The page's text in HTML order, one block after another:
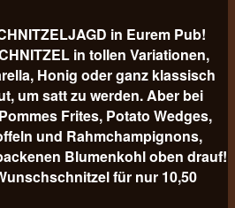
in Eurem Pub!
in tollen Variationen,
Honig oder ganz klassisch
um satt zu werden. Aber bei
Frites, Potato Wedges,
und Rahmchampignons,
Blumenkohl oben drauf!
für nur 10,50